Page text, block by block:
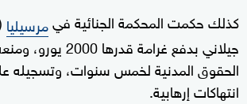
كذلك حكمت المحكمة الجنائية فيمرسيليا
جيلاني بدفع غرامة
الحقوق المدنية لخمس سنوات، وتسجيله
انتهاكات إرهابية.